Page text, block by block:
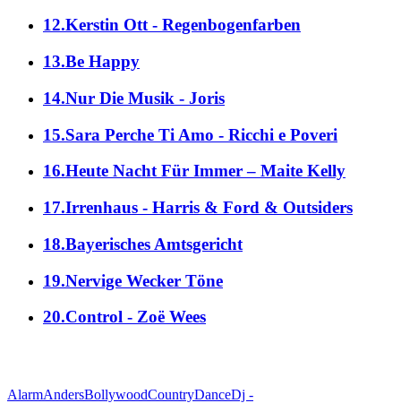
12.Kerstin Ott - Regenbogenfarben
13.Be Happy
14.Nur Die Musik - Joris
15.Sara Perche Ti Amo - Ricchi e Poveri
16.Heute Nacht Für Immer – Maite Kelly
17.Irrenhaus - Harris & Ford & Outsiders
18.Bayerisches Amtsgericht
19.Nervige Wecker Töne
20.Control - Zoë Wees
AlarmAndersBollywoodCountryDanceDj -